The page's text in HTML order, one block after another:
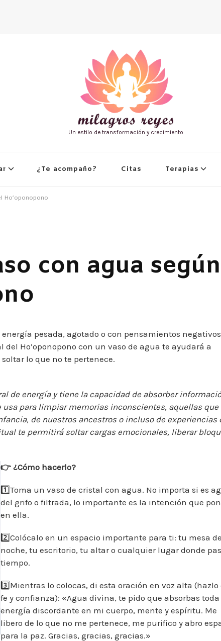
Un estilo de transformación y crecimiento
¿Te acompaño? Citas Terapias
Ho’oponopono
con agua según
pesada, agotado o con pensamientos
Ho’oponopono con un vaso de agua te ayudará a
lo que no te pertenece.
de energía y tiene la capacidad de absorber
usa para limpiar memorias inconscientes, aquellas que
de nuestros ancestros o incluso de experiencias
te permitirá soltar cargas emocionales, liberar
👉 ¿Cómo hacerlo?
1️⃣Toma un vaso de cristal con agua. No importa si es
del grifo o filtrada, lo importante es la intención que
en ella.
2️⃣Colócalo en un espacio importante para ti: tu mesa de
noche, tu escritorio, tu altar o cualquier lugar donde
tiempo.
3️⃣Mientras lo colocas, di esta oración en voz alta (hazlo
fe y confianza): «Agua divina, te pido que absorbas toda
energía discordante en mi cuerpo, mente y espíritu. Me
libero de lo que no me pertenece, me purifico y abro
para la paz. Gracias, gracias, gracias.»